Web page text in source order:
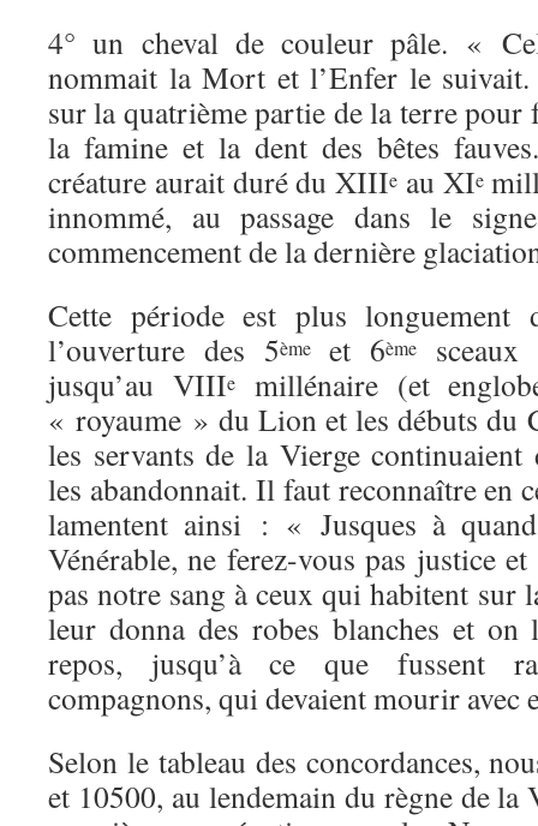
4° un cheval de couleur pâle. «
nommait la Mort et l’Enfer le
sur la quatrième partie de la terre pour
la famine et la dent des bêtes
créature aurait duré du XIIIe au XIe
innommé, au passage dans le
commencement de la dernière
Cette période est plus longuement
l’ouverture des 5èmeet 6ème
jusqu’au VIIIemillénaire (et
« royaume » du Lion et les débuts du
les servants de la Vierge
les abandonnait. Il faut reconnaître en
lamentent ainsi : « Jusques à
Vénérable, ne ferez-vous pas justice
pas notre sang à ceux qui habitent
leur donna des robes blanches et
repos, jusqu’à ce que fussent
compagnons, qui devaient mourir avec
Selon le tableau des concordances,
et 10500, au lendemain du règne de la